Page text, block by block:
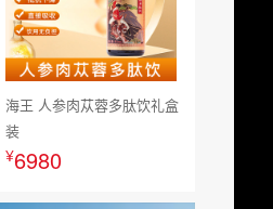
海王 人参肉苁蓉多肽饮礼盒
装
¥6980